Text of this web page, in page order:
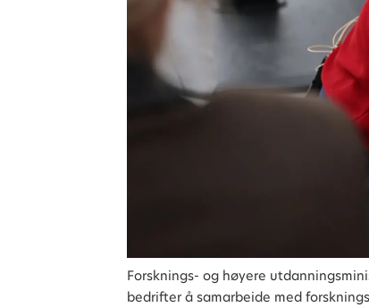
Forsknings- og høyere
bedrifter å samarbeide med